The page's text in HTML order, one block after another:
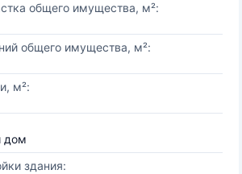
общего имущества, м²:
общего имущества, м²:
м²:
дом
здания: